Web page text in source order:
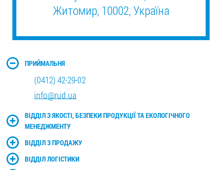
Житомир, 10002, Україна
ПРИЙМАЛЬНЯ
(0412) 42-29-02
info@rud.ua
ВІДДІЛ З ЯКОСТІ, БЕЗПЕКИ ПРОДУКЦІЇ ТА ЕКОЛОГІЧНОГО
МЕНЕДЖМЕНТУ
ВІДДІЛ З ПРОДАЖУ
ВІДДІЛ ЛОГІСТИКИ